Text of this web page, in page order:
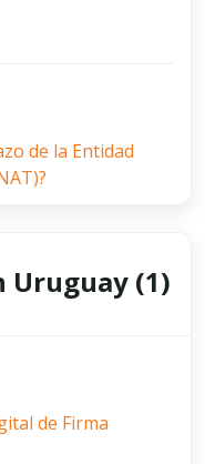
de la Entidad
Uruguay (1)
de Firma